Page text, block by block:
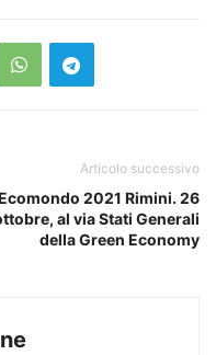
Articolo successivo
2021 Rimini. 26
al via Stati Generali
della Green Economy